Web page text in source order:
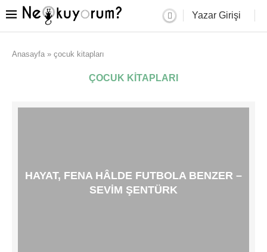
Yazar Girişi
Anasayfa » çocuk kitapları
ÇOCUK KITAPLARI
HAYAT, FENA HÂLDE FUTBOLA BENZER –
SEVIM ŞENTÜRK